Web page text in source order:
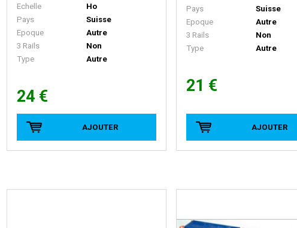
Echelle
Ho
Pays
Suisse
Epoque
Autre
3 Rails
Non
Type
Autre
24 €
AJOUTER
Pays
Suisse
Epoque
Autre
3 Rails
Non
Type
Autre
21 €
AJOUTER